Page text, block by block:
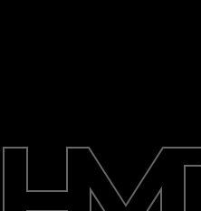
Υποστήριξη
Greece